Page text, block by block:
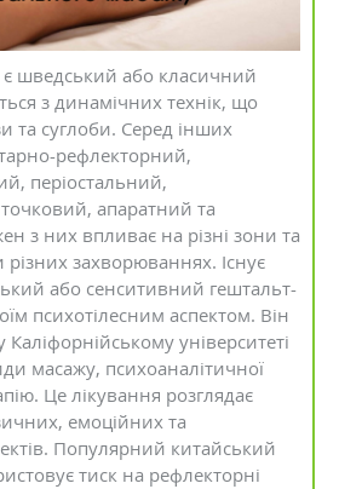
шведський або класичний
з динамічних технік, що
та суглоби. Серед інших
рефлекторний,
періостальний,
апаратний та
з них впливає на різні зони та
захворюваннях. Існує
або сенситивний гештальт-
психотілесним аспектом. Він
університеті
масажу, психоаналітичної
Це лікування розглядає
емоційних та
Популярний китайський
тиск на рефлекторні